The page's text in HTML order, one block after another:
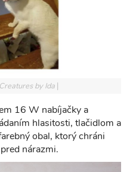
by Ida
16 W nabíjačky a
hlasitosti, tlačidlom a
obal, ktorý chráni
nárazmi.